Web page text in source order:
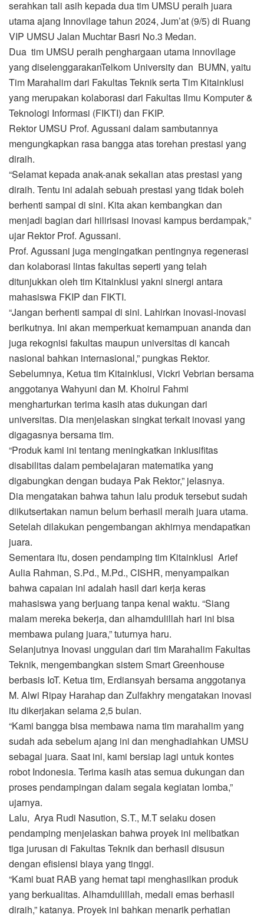
serahkan tali asih kepada dua tim UMSU peraih juara
utama ajang Innovilage tahun 2024, Jum’at (9/5) di Ruang
VIP UMSU Jalan Muchtar Basri No.3 Medan.
Dua tim UMSU peraih penghargaan utama innovilage
yang diselenggarakanTelkom University dan BUMN, yaitu
Tim Marahalim dari Fakultas Teknik serta Tim Kitainklusi
yang merupakan kolaborasi dari Fakultas Ilmu Komputer &
Teknologi Informasi (FIKTI) dan FKIP.
Rektor UMSU Prof. Agussani dalam sambutannya
mengungkapkan rasa bangga atas torehan prestasi yang
diraih.
“Selamat kepada anak-anak sekalian atas prestasi yang
diraih. Tentu ini adalah sebuah prestasi yang tidak boleh
berhenti sampai di sini. Kita akan kembangkan dan
menjadi bagian dari hilirisasi inovasi kampus berdampak,”
ujar Rektor Prof. Agussani.
Prof. Agussani juga mengingatkan pentingnya regenerasi
dan kolaborasi lintas fakultas seperti yang telah
ditunjukkan oleh tim Kitainklusi yakni sinergi antara
mahasiswa FKIP dan FIKTI.
“Jangan berhenti sampai di sini. Lahirkan inovasi-inovasi
berikutnya. Ini akan memperkuat kemampuan ananda dan
juga rekognisi fakultas maupun universitas di kancah
nasional bahkan internasional,” pungkas Rektor.
Sebelumnya, Ketua tim Kitainklusi, Vickri Vebrian bersama
anggotanya Wahyuni dan M. Khoirul Fahmi
mengharturkan terima kasih atas dukungan dari
universitas. Dia menjelaskan singkat terkait inovasi yang
digagasnya bersama tim.
“Produk kami ini tentang meningkatkan inklusifitas
disabilitas dalam pembelajaran matematika yang
digabungkan dengan budaya Pak Rektor,” jelasnya.
Dia mengatakan bahwa tahun lalu produk tersebut sudah
diikutsertakan namun belum berhasil meraih juara utama.
Setelah dilakukan pengembangan akhirnya mendapatkan
juara.
Sementara itu, dosen pendamping tim Kitainklusi Arief
Aulia Rahman, S.Pd., M.Pd., CISHR, menyampaikan
bahwa capaian ini adalah hasil dari kerja keras
mahasiswa yang berjuang tanpa kenal waktu. “Siang
malam mereka bekerja, dan alhamdulillah hari ini bisa
membawa pulang juara,” tuturnya haru.
Selanjutnya Inovasi unggulan dari tim Marahalim Fakultas
Teknik, mengembangkan sistem Smart Greenhouse
berbasis IoT. Ketua tim, Erdiansyah bersama anggotanya
M. Alwi Ripay Harahap dan Zulfakhry mengatakan inovasi
itu dikerjakan selama 2,5 bulan.
“Kami bangga bisa membawa nama tim marahalim yang
sudah ada sebelum ajang ini dan menghadiahkan UMSU
sebagai juara. Saat ini, kami bersiap lagi untuk kontes
robot Indonesia. Terima kasih atas semua dukungan dan
proses pendampingan dalam segala kegiatan lomba,”
ujarnya.
Lalu, Arya Rudi Nasution, S.T., M.T selaku dosen
pendamping menjelaskan bahwa proyek ini melibatkan
tiga jurusan di Fakultas Teknik dan berhasil disusun
dengan efisiensi biaya yang tinggi.
“Kami buat RAB yang hemat tapi menghasilkan produk
yang berkualitas. Alhamdulillah, medali emas berhasil
diraih,” katanya. Proyek ini bahkan menarik perhatian